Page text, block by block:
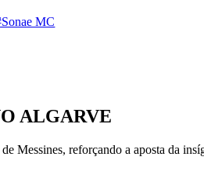
MC
ALGARVE
Messines, reforçando a aposta da